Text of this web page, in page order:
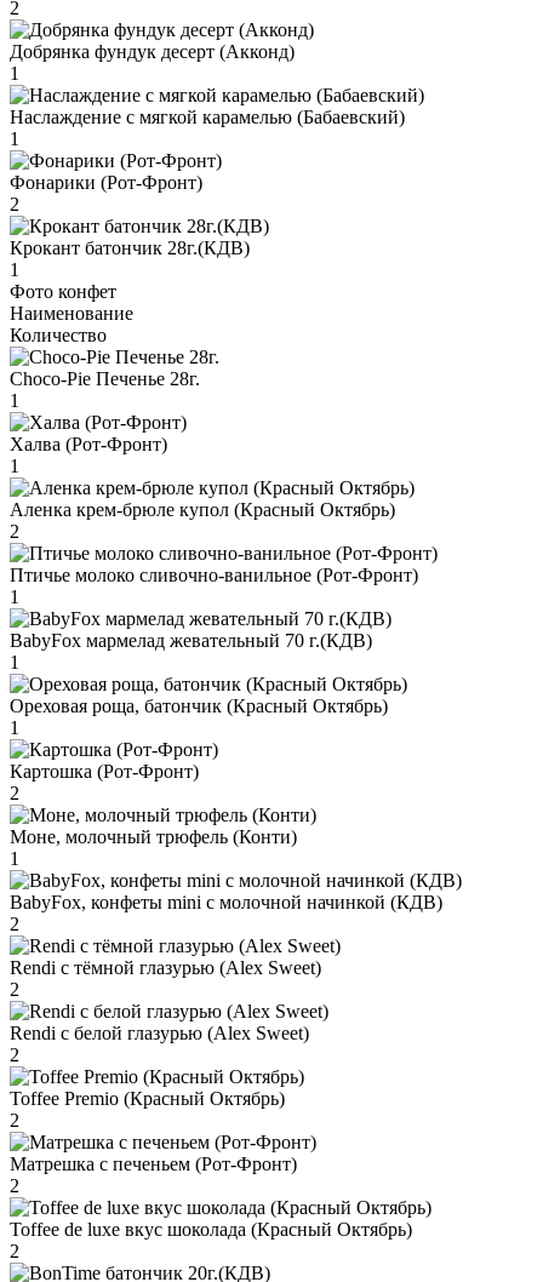
2
Добрянка фундук десерт (Акконд)
1
Наслаждение с мягкой карамелью (Бабаевский)
1
Фонарики (Рот-Фронт)
2
Крокант батончик 28г.(КДВ)
1
Фото конфет
Наименование
Количество
Choco-Pie Печенье 28г.
1
Халва (Рот-Фронт)
1
Аленка крем-брюле купол (Красный Октябрь)
2
Птичье молоко сливочно-ванильное (Рот-Фронт)
1
BabyFox мармелад жевательный 70 г.(КДВ)
1
Ореховая роща, батончик (Красный Октябрь)
1
Картошка (Рот-Фронт)
2
Моне, молочный трюфель (Конти)
1
BabyFox, конфеты mini c молочной начинкой (КДВ)
2
Rendi с тёмной глазурью (Alex Sweet)
2
Rendi с белой глазурью (Alex Sweet)
2
Toffee Premio (Красный Октябрь)
2
Матрешка с печеньем (Рот-Фронт)
2
Toffee de luxe вкус шоколада (Красный Октябрь)
2